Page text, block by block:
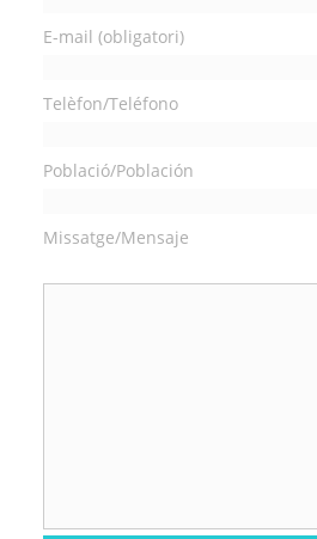
E-mail (obligatori)
Telèfon/Teléfono
Població/Población
Missatge/Mensaje